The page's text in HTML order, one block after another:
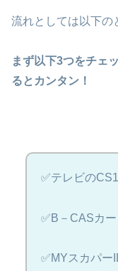
流れとしては以下の
まず以下3つをチェ
るとカンタン！
✅テレビの
✅B－CASカ
✅MYスカパー